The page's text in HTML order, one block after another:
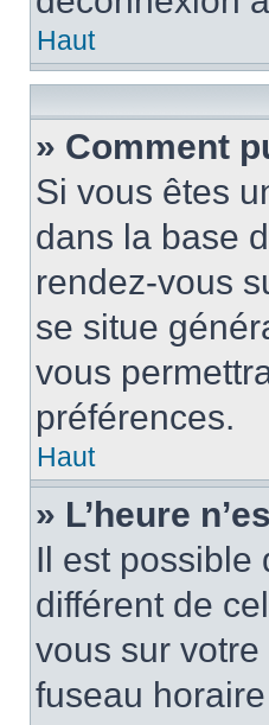
Haut
» Comment
Si vous êtes
dans la base
rendez-vous
se situe
vous
préférences.
Haut
» L’heure
Il est possible
différent de
vous sur
fuseau